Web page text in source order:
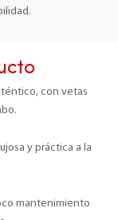
con vetas
y práctica a la
mantenimiento